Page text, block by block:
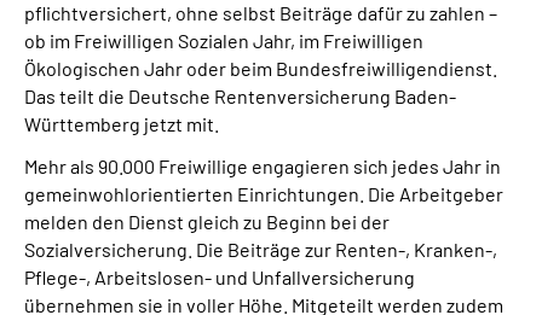
Leichte Sprache
Suche
Mein Kundenportal
pflichtversichert, ohne selbst Beiträge dafür zu zahlen –
ob im Freiwilligen Sozialen Jahr, im Freiwilligen
Ökologischen Jahr oder beim Bundesfreiwilligendienst.
Das teilt die Deutsche Rentenversicherung Baden-
Württemberg jetzt mit.
Mehr als 90.000 Freiwillige engagieren sich jedes Jahr in
gemeinwohlorientierten Einrichtungen. Die Arbeitgeber
melden den Dienst gleich zu Beginn bei der
Sozialversicherung. Die Beiträge zur Renten-, Kranken-,
Pflege-, Arbeitslosen- und Unfallversicherung
übernehmen sie in voller Höhe. Mitgeteilt werden zudem